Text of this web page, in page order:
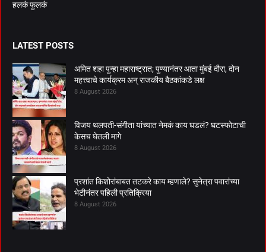
हलकं फुलकं
LATEST POSTS
अमित शहा पुन्हा महाराष्ट्रात; पुण्यानंतर आता मुंबई दौरा, दोन
महत्त्वाचे कार्यक्रम अन् राजकीय बैठकांकडे लक्ष
8 August 2026
विजय थलपती-संगीता यांच्यात नेमकं काय घडलं? घटस्फोटाची
केसच घेतली मागे
8 August 2026
प्रशांत किशोरांबाबत तटकरे काय म्हणाले? सुनेत्रा पवारांच्या
भेटीनंतर पहिली प्रतिक्रिया
8 August 2026